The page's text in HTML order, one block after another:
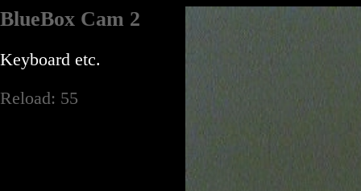
BlueBox Cam 2
Keyboard etc.
Reload: 55